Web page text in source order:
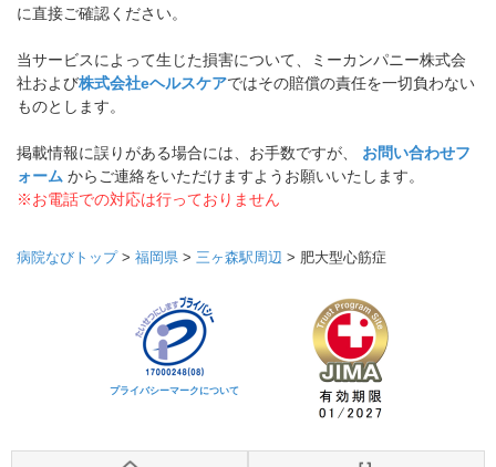
に直接ご確認ください。
当サービスによって生じた損害について、ミーカンパニー株式会
社および株式会社eヘルスケアではその賠償の責任を一切負わない
ものとします。
掲載情報に誤りがある場合には、お手数ですが、 お問い合わせフ
ォーム からご連絡をいただけますようお願いいたします。
※お電話での対応は行っておりません
病院なびトップ> 福岡県 > 三ヶ森駅周辺 > 肥大型心筋症
プライバシーマークについて